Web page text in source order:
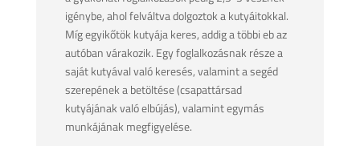
igénybe, ahol felváltva dolgoztok a kutyáitokkal.
Míg egyikőtök kutyája keres, addig a többi eb az
autóban várakozik. Egy foglalkozásnak része a
saját kutyával való keresés, valamint a segéd
szerepének a betöltése (csapattársad
kutyájának való elbújás), valamint egymás
munkájának megfigyelése.